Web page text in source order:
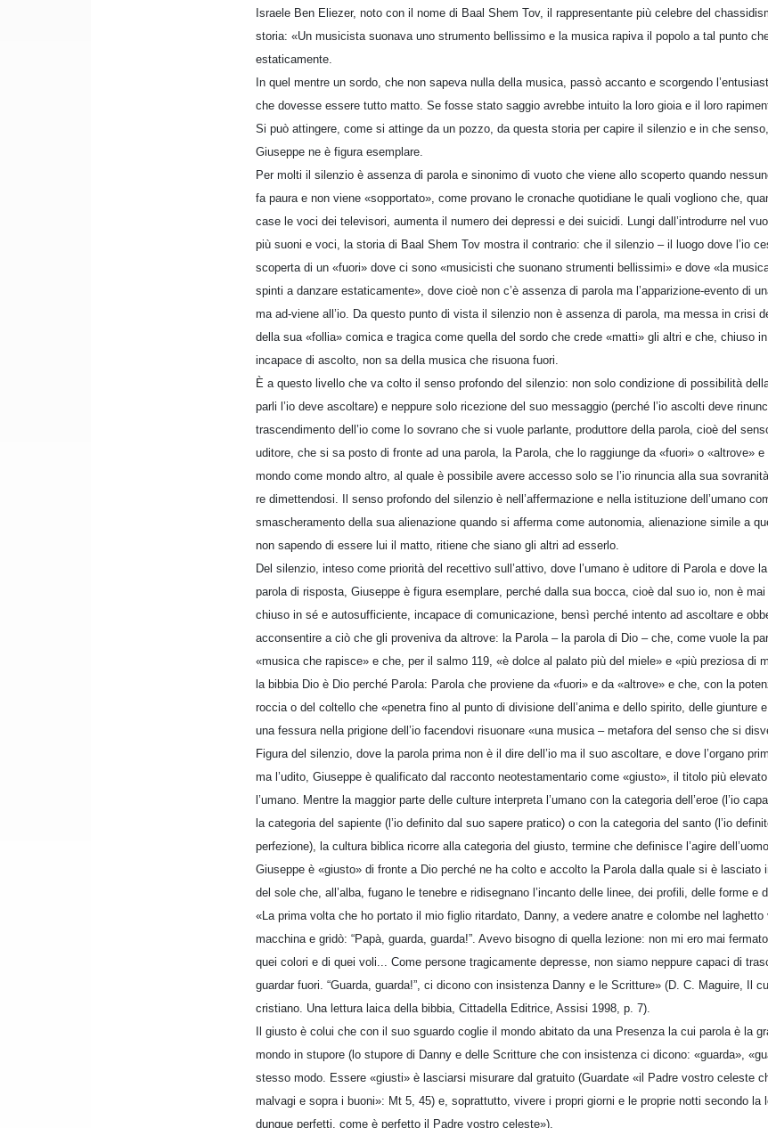
Israele Ben Eliezer, noto con il nome di Baal Shem Tov, il rappresentante più celebre del
storia: «Un musicista suonava uno strumento bellissimo e la musica rapiva il popolo a tal punto
estaticamente.
In quel mentre un sordo, che non sapeva nulla della musica, passò accanto e scorgendo
che dovesse essere tutto matto. Se fosse stato saggio avrebbe intuito la loro gioia e il loro
Si può attingere, come si attinge da un pozzo, da questa storia per capire il silenzio e in che
Giuseppe ne è figura esemplare.
Per molti il silenzio è assenza di parola e sinonimo di vuoto che viene allo scoperto quando
fa paura e non viene «sopportato», come provano le cronache quotidiane le quali vogliono che,
case le voci dei televisori, aumenta il numero dei depressi e dei suicidi. Lungi dall’introdurre nel
più suoni e voci, la storia di Baal Shem Tov mostra il contrario: che il silenzio – il luogo dove l’io
scoperta di un «fuori» dove ci sono «musicisti che suonano strumenti bellissimi» e dove «la
spinti a danzare estaticamente», dove cioè non c’è assenza di parola ma l’apparizione-evento di
ma ad-viene all’io. Da questo punto di vista il silenzio non è assenza di parola, ma messa in crisi
della sua «follia» comica e tragica come quella del sordo che crede «matti» gli altri e che, chiuso
incapace di ascolto, non sa della musica che risuona fuori.
È a questo livello che va colto il senso profondo del silenzio: non solo condizione di possibilità della
parli l’io deve ascoltare) e neppure solo ricezione del suo messaggio (perché l’io ascolti deve
trascendimento dell’io come Io sovrano che si vuole parlante, produttore della parola, cioè del
uditore, che si sa posto di fronte ad una parola, la Parola, che lo raggiunge da «fuori» o «altrove»
mondo come mondo altro, al quale è possibile avere accesso solo se l’io rinuncia alla sua
re dimettendosi. Il senso profondo del silenzio è nell’affermazione e nella istituzione dell’umano
smascheramento della sua alienazione quando si afferma come autonomia, alienazione simile a
non sapendo di essere lui il matto, ritiene che siano gli altri ad esserlo.
Del silenzio, inteso come priorità del recettivo sull’attivo, dove l’umano è uditore di Parola e dove
parola di risposta, Giuseppe è figura esemplare, perché dalla sua bocca, cioè dal suo io, non è
chiuso in sé e autosufficiente, incapace di comunicazione, bensì perché intento ad ascoltare e
acconsentire a ciò che gli proveniva da altrove: la Parola – la parola di Dio – che, come vuole la
«musica che rapisce» e che, per il salmo 119, «è dolce al palato più del miele» e «più preziosa di
la bibbia Dio è Dio perché Parola: Parola che proviene da «fuori» e da «altrove» e che, con la
roccia o del coltello che «penetra fino al punto di divisione dell’anima e dello spirito, delle giunture
una fessura nella prigione dell’io facendovi risuonare «una musica – metafora del senso che si
Figura del silenzio, dove la parola prima non è il dire dell’io ma il suo ascoltare, e dove l’organo
ma l’udito, Giuseppe è qualificato dal racconto neotestamentario come «giusto», il titolo più
l’umano. Mentre la maggior parte delle culture interpreta l’umano con la categoria dell’eroe (l’io
la categoria del sapiente (l’io definito dal suo sapere pratico) o con la categoria del santo (l’io
perfezione), la cultura biblica ricorre alla categoria del giusto, termine che definisce l’agire
Giuseppe è «giusto» di fronte a Dio perché ne ha colto e accolto la Parola dalla quale si è lasciato
del sole che, all’alba, fugano le tenebre e ridisegnano l’incanto delle linee, dei profili, delle forme e
«La prima volta che ho portato il mio figlio ritardato, Danny, a vedere anatre e colombe nel
macchina e gridò: “Papà, guarda, guarda!”. Avevo bisogno di quella lezione: non mi ero mai
quei colori e di quei voli... Come persone tragicamente depresse, non siamo neppure capaci di
guardar fuori. “Guarda, guarda!”, ci dicono con insistenza Danny e le Scritture» (D. C. Maguire, Il
cristiano. Una lettura laica della bibbia, Cittadella Editrice, Assisi 1998, p. 7).
Il giusto è colui che con il suo sguardo coglie il mondo abitato da una Presenza la cui parola è la
mondo in stupore (lo stupore di Danny e delle Scritture che con insistenza ci dicono: «guarda»,
stesso modo. Essere «giusti» è lasciarsi misurare dal gratuito (Guardate «il Padre vostro celeste
malvagi e sopra i buoni»: Mt 5, 45) e, soprattutto, vivere i propri giorni e le proprie notti secondo la
dunque perfetti, come è perfetto il Padre vostro celeste»).